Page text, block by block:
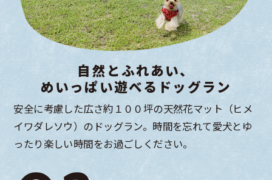
自然とふれあい、
めいっぱい遊べる ドッグラン
安全に考慮した広さ約１００坪の天然花マット（ヒメ
イワダレソウ）のドッグラン。時間を忘れて愛犬とゆ
ったり楽しい時間をお過ごしください。